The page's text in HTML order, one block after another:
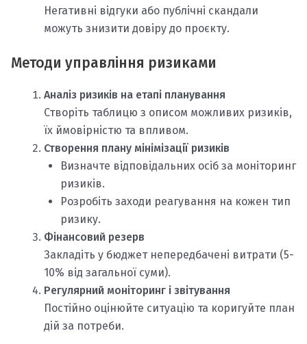
Негативні відгуки або публічні скандали
можуть знизити довіру до проєкту.
Методи управління ризиками
Аналіз ризиків на етапі планування
Створіть таблицю з описом можливих ризиків,
їх ймовірністю та впливом.
Створення плану мінімізації ризиків
Визначте відповідальних осіб за моніторинг
ризиків.
Розробіть заходи реагування на кожен тип
ризику.
Фінансовий резерв
Закладіть у бюджет непередбачені витрати (5-
10% від загальної суми).
Регулярний моніторинг і звітування
Постійно оцінюйте ситуацію та коригуйте план
дій за потреби.